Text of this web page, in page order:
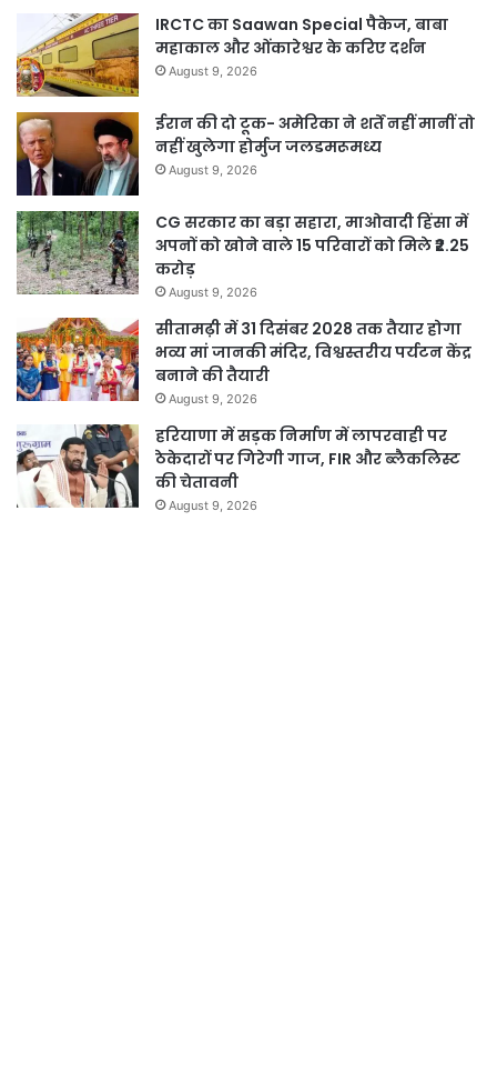
IRCTC का Saawan Special पैकेज, बाबा
महाकाल और ओंकारेश्वर के करिए दर्शन
August 9, 2026
ईरान की दो टूक- अमेरिका ने शर्तें नहीं मानीं तो
नहीं खुलेगा होर्मुज जलडमरूमध्य
August 9, 2026
CG सरकार का बड़ा सहारा, माओवादी हिंसा में
अपनों को खोने वाले 15 परिवारों को मिले ₹2.25
करोड़
August 9, 2026
सीतामढ़ी में 31 दिसंबर 2028 तक तैयार होगा
भव्य मां जानकी मंदिर, विश्वस्तरीय पर्यटन केंद्र
बनाने की तैयारी
August 9, 2026
हरियाणा में सड़क निर्माण में लापरवाही पर
ठेकेदारों पर गिरेगी गाज, FIR और ब्लैकलिस्ट
की चेतावनी
August 9, 2026